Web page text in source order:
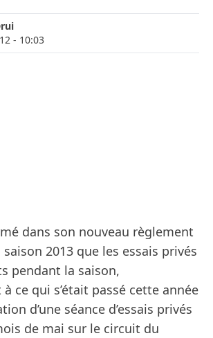
- 10:03
dans son nouveau règlement
2013 que les essais privés
pendant la saison,
ce qui s’était passé cette année
d’une séance d’essais privés
de mai sur le circuit du